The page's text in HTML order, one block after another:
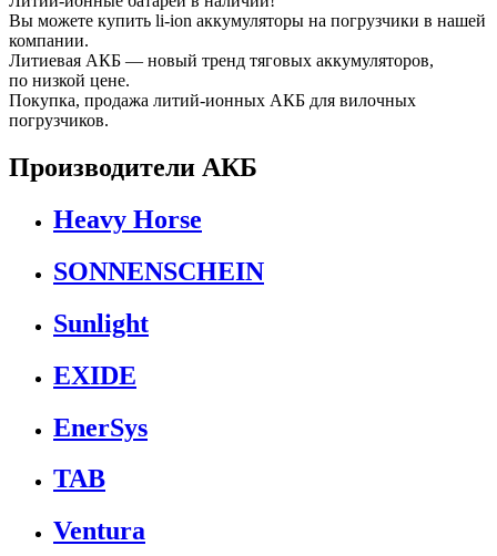
Вы можете купить li-ion аккумуляторы на погрузчики в нашей
компании.
Литиевая АКБ — новый тренд тяговых аккумуляторов,
по низкой цене.
Покупка, продажа литий-ионных АКБ для вилочных
погрузчиков.
Производители АКБ
Heavy Horse
SONNENSCHEIN
Sunlight
EXIDE
EnerSys
TAB
Ventura